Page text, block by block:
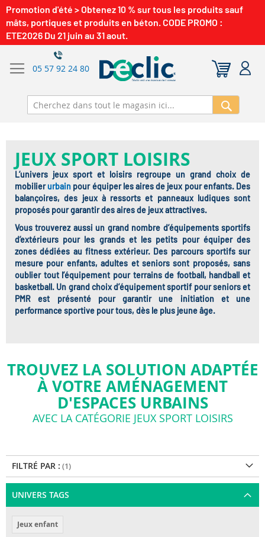
Promotion d'été > Obtenez 10 % sur tous les produits sauf
mâts, portiques et produits en béton. CODE PROMO :
ETE2026 Du 21 juin au 31 aout.
05 57 92 24 80
JEUX SPORT LOISIRS
L’univers jeux sport et loisirs regroupe un grand choix de
mobilierurbain pour équiper les aires de jeux pour enfants. Des
balançoires, des jeux à ressorts et panneaux ludiques sont
proposés pour garantir des aires de jeux attractives.
Vous trouverez aussi un grand nombre d’équipements sportifs
d’extérieurs pour les grands et les petits pour équiper des
zones dédiées au fitness extérieur. Des parcours sportifs sur
mesure pour enfants, adultes et seniors sont proposés, sans
oublier tout l’équipement pour terrains de football, handball et
basketball. Un grand choix d’équipement sportif pour seniors et
PMR est présenté pour garantir une initiation et une
performance sportive pour tous, dès le plus jeune âge.
TROUVEZ LA SOLUTION ADAPTÉE
À VOTRE AMÉNAGEMENT
D'ESPACES URBAINS
AVEC LA CATÉGORIE JEUX SPORT LOISIRS
FILTRÉ PAR :
UNIVERS TAGS
Jeux enfant